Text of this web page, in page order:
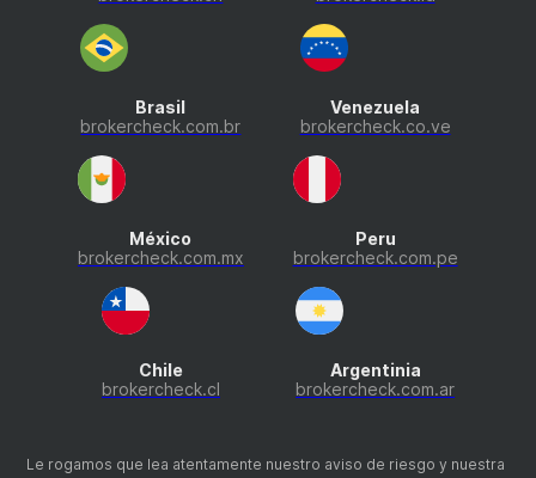
Brasil
brokercheck.com.br
Venezuela
brokercheck.co.ve
México
brokercheck.com.mx
Peru
brokercheck.com.pe
Chile
brokercheck.cl
Argentinia
brokercheck.com.ar
Le rogamos que lea atentamente nuestro aviso de riesgo y nuestra